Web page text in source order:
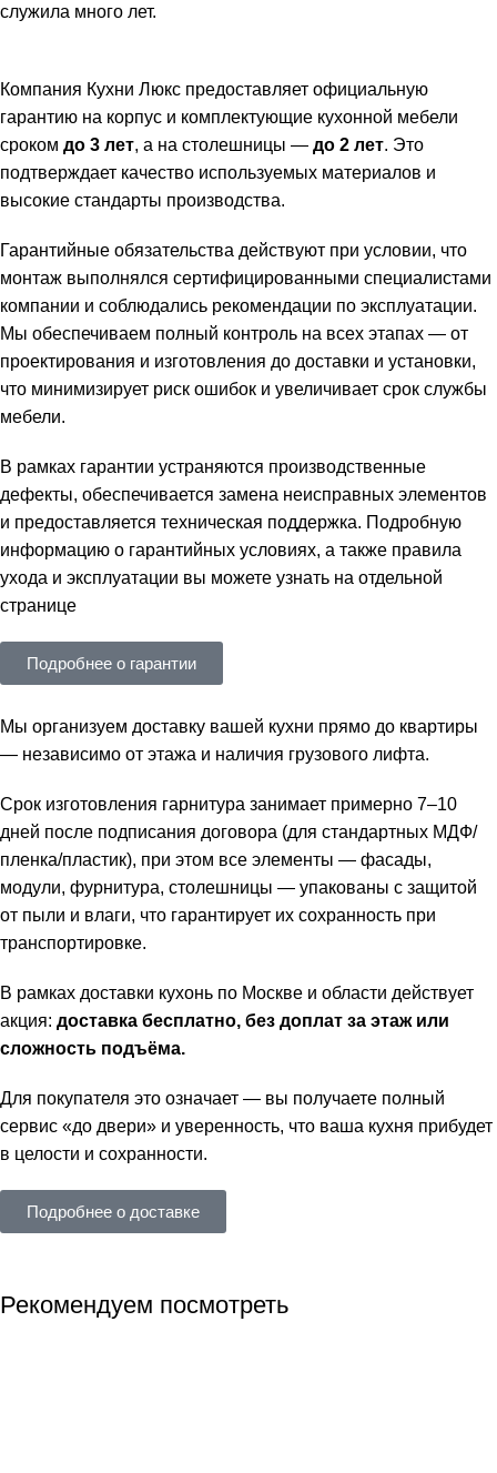
служила много лет.
Компания Кухни Люкс предоставляет официальную
гарантию на корпус и комплектующие кухонной мебели
сроком до 3 лет, а на столешницы — до 2 лет. Это
подтверждает качество используемых материалов и
высокие стандарты производства.
Гарантийные обязательства действуют при условии, что
монтаж выполнялся сертифицированными специалистами
компании и соблюдались рекомендации по эксплуатации.
Мы обеспечиваем полный контроль на всех этапах — от
проектирования и изготовления до доставки и установки,
что минимизирует риск ошибок и увеличивает срок службы
мебели.
В рамках гарантии устраняются производственные
дефекты, обеспечивается замена неисправных элементов
и предоставляется техническая поддержка. Подробную
информацию о гарантийных условиях, а также правила
ухода и эксплуатации вы можете узнать на отдельной
странице
Подробнее о гарантии
Мы организуем доставку вашей кухни прямо до квартиры
— независимо от этажа и наличия грузового лифта.
Срок изготовления гарнитура занимает примерно 7–10
дней после подписания договора (для стандартных МДФ/
пленка/пластик), при этом все элементы — фасады,
модули, фурнитура, столешницы — упакованы с защитой
от пыли и влаги, что гарантирует их сохранность при
транспортировке.
В рамках доставки кухонь по Москве и области действует
акция: доставка бесплатно, без доплат за этаж или
сложность подъёма.
Для покупателя это означает — вы получаете полный
сервис «до двери» и уверенность, что ваша кухня прибудет
в целости и сохранности.
Подробнее о доставке
Рекомендуем посмотреть